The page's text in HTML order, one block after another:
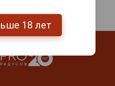
18 лет